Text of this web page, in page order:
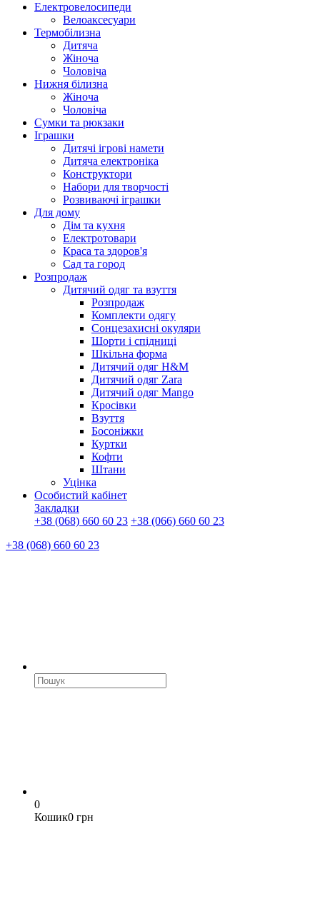
Електровелосипеди
Велоаксесуари
Термобілизна
Дитяча
Жіноча
Чоловіча
Нижня білизна
Жіноча
Чоловіча
Сумки та рюкзаки
Іграшки
Дитячі ігрові намети
Дитяча електроніка
Конструктори
Набори для творчості
Розвиваючі іграшки
Для дому
Дім та кухня
Електротовари
Краса та здоров'я
Сад та город
Розпродаж
Дитячий одяг та взуття
Розпродаж
Комплекти одягу
Сонцезахисні окуляри
Шорти і спідниці
Шкільна форма
Дитячий одяг H&M
Дитячий одяг Zara
Дитячий одяг Mango
Кросівки
Взуття
Босоніжки
Куртки
Кофти
Штани
Уцінка
Особистий кабінет
Закладки
+38 (068) 660 60 23 +38 (066) 660 60 23
+38 (068) 660 60 23
0
Кошик0 грн